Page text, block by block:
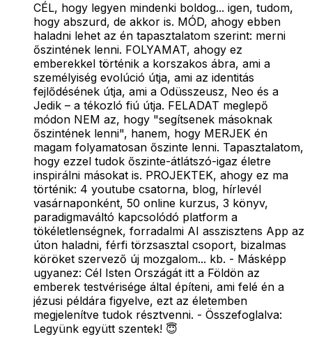
CÉL, hogy legyen mindenki boldog... igen, tudom,
hogy abszurd, de akkor is. MÓD, ahogy ebben
haladni lehet az én tapasztalatom szerint: merni
őszintének lenni. FOLYAMAT, ahogy ez
emberekkel történik a korszakos ábra, ami a
személyiség evolúció útja, ami az identitás
fejlődésének útja, ami a Odüsszeusz, Neo és a
Jedik – a tékozló fiú útja. FELADAT meglepő
módon NEM az, hogy "segítsenek másoknak
őszintének lenni", hanem, hogy MERJEK én
magam folyamatosan őszinte lenni. Tapasztalatom,
hogy ezzel tudok őszinte-átlátszó-igaz életre
inspirálni másokat is. PROJEKTEK, ahogy ez ma
történik: 4 youtube csatorna, blog, hírlevél
vasárnaponként, 50 online kurzus, 3 könyv,
paradigmaváltó kapcsolódó platform a
tökéletlenségnek, forradalmi AI asszisztens App az
úton haladni, férfi törzsasztal csoport, bizalmas
köröket szervező új mozgalom... kb. - Másképp
ugyanez: Cél Isten Országát itt a Földön az
emberek testvérisége által építeni, ami felé én a
jézusi példára figyelve, ezt az életemben
megjelenítve tudok résztvenni. - Összefoglalva:
Legyünk együtt szentek! 😇